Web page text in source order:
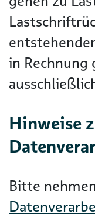
in
Hinweise
Bitte